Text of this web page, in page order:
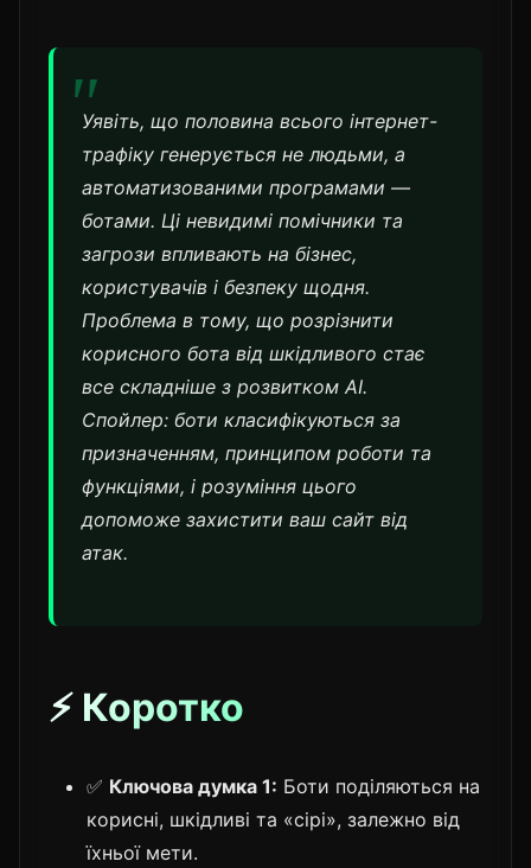
Уявіть, що половина всього інтернет-
трафіку генерується не людьми, а
автоматизованими програмами —
ботами. Ці невидимі помічники та
загрози впливають на бізнес,
користувачів і безпеку щодня.
Проблема в тому, що розрізнити
корисного бота від шкідливого стає
все складніше з розвитком AI.
Спойлер: боти класифікуються за
призначенням, принципом роботи та
функціями, і розуміння цього
допоможе захистити ваш сайт від
атак.
⚡ Коротко
✅ Ключова думка 1: Боти поділяються на
корисні, шкідливі та «сірі», залежно від
їхньої мети.